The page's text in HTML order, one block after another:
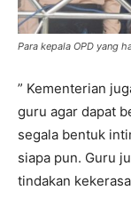
Para kepala OPD yang
” Kementerian
guru agar dapat
segala bentuk
siapa pun. Guru
tindakan